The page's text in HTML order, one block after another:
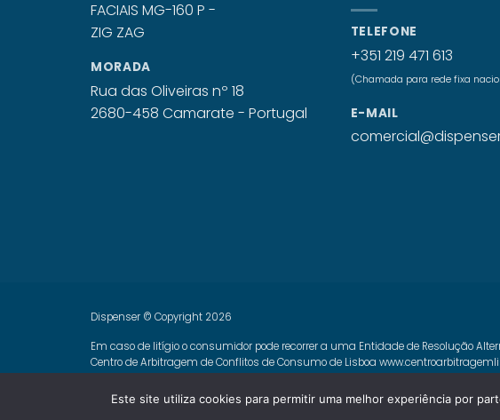
MORADA
Rua das Oliveiras nº 18
2680-458 Camarate - Portugal
TELEFONE
+351 219 471 613
(Chamada para rede fixa
E-MAIL
Dispenser © Copyright 2026
Em caso de litígio o consumidor pode recorrer a uma Entidade de Resolução
Centro de Arbitragem de Conflitos de Consumo de Lisboa
Livro de Reclamações Online
Este site utiliza cookies para permitir uma melhor experiência por